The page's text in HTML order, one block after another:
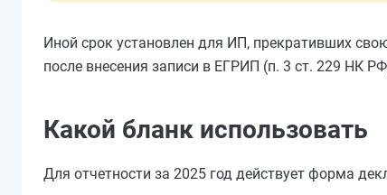
Иной срок установлен для ИП, прекративших
после внесения записи в ЕГРИП (п. 3 ст. 229 НК
Какой бланк использовать
Для отчетности за 2025 год действует форма